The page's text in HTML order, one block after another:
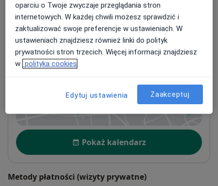
Adres 1 Adres 2 Adres 3 Adres 4
Centrum Medyczne LUXMED / PROFEMED -
Rzeszów, Jabłońskiego 2
Powiększ mapę
otwiera się w nowej karcie
Dostępność
Pokaż kalendarz
Metody płatności (wizyty prywatne)
oparciu o Twoje zwyczaje przeglądania stron
internetowych. W każdej chwili możesz sprawdzić i
zaktualizować swoje preferencje w ustawieniach. W
ustawieniach znajdziesz również linki do polityk
prywatności stron trzecich. Więcej informacji znajdziesz
w polityka cookies
Edytuj ustawienia Zaakceptuj